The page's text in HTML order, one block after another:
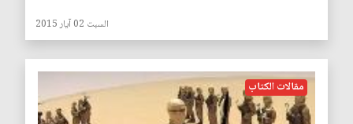
السبت 02 آيار 2015
مقالات الكتاب